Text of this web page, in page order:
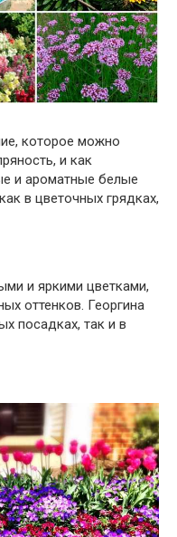
которое можно
и как
и ароматные белые
в цветочных грядках,
и яркими цветками,
оттенков. Георгина
посадках, так и в